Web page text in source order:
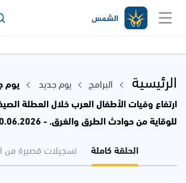
الرئيسية البرامج يوم جديد
يوم
ارتفاع وفيات الأطفال العرب خلال العطلة
للوقاية من حوادث الطرق والغرق. - 30.06.2026
الحلقة كاملة
تسجيلات قصيرة من